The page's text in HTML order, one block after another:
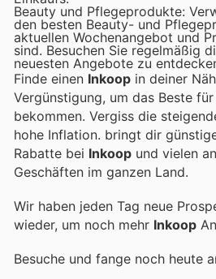
Beauty und Pflegeprodukte:
den besten Beauty- und
aktuellen Wochenangebot und
sind. Besuchen Sie regelmäßig
neuesten Angebote zu
Finde einen Inkoop in deiner
Vergünstigung, um das Beste
bekommen. Vergiss die
hohe Inflation. bringt dir
Rabatte bei Inkoop und vielen
Geschäften im ganzen Land.
Wir haben jeden Tag neue
wieder, um noch mehr Inkoop
Besuche und fange noch heute